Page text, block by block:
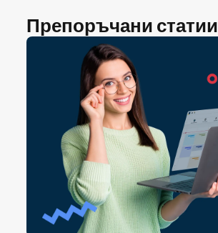
Препоръчани статии